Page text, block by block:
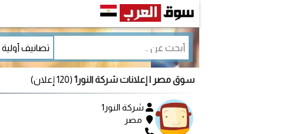
سوق مصر | إعلانات شركة النور1 (120 إعلان)
شركة النور1
مصر